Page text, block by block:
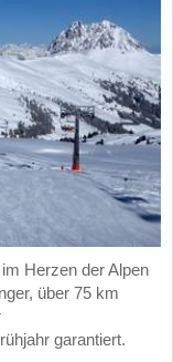
Herzen der Alpen
über 75 km
garantiert.